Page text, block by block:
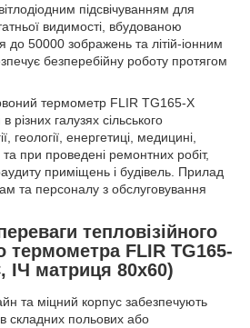
підсвічуванням для
видимості, вбудованою
до 50000 зображень та літій-іонним
безперебійну роботу протягом
термометр FLIR TG165-X
різних галузях сільського
геології, енергетиці, медицині,
та при проведені ремонтних робіт,
приміщень і будівель. Прилад
та персоналу з обслуговування
тепловізійного
термометра FLIR TG165-
ІЧ матриця 80x60)
та міцний корпус забезпечують
складних польових або